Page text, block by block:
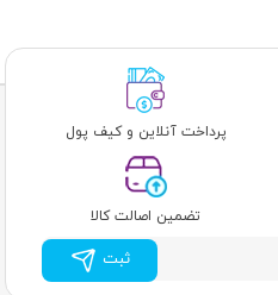
پرداخت آنلاین و کیف پول
تضمین اصالت کالا
ثبت